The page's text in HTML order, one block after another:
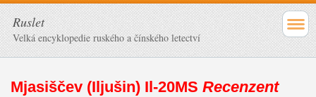
Ruslet
Velká encyklopedie ruského a čínského letectví
Mjasiščev (Iljušin) Il-20MS Recenzent